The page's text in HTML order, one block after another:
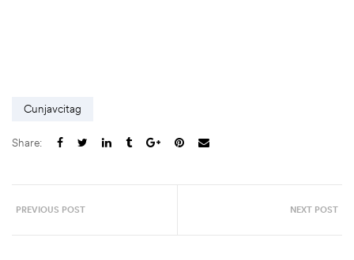
Cunjavcitag
Share:
PREVIOUS POST NEXT POST